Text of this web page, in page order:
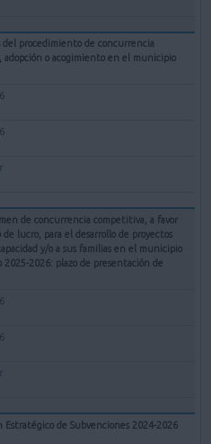
del procedimiento de concurrencia
o acogimiento en el municipio
de concurrencia competitiva, a favor
lucro, para el desarrollo de proyectos
y/o a sus familias en el municipio
2026: plazo de presentación de
de Subvenciones 2024-2026